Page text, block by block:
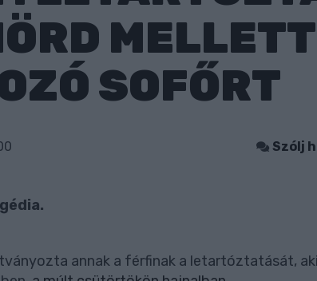
SOFŐRT
Szólj
annak a férfinak a letartóztatását, aki